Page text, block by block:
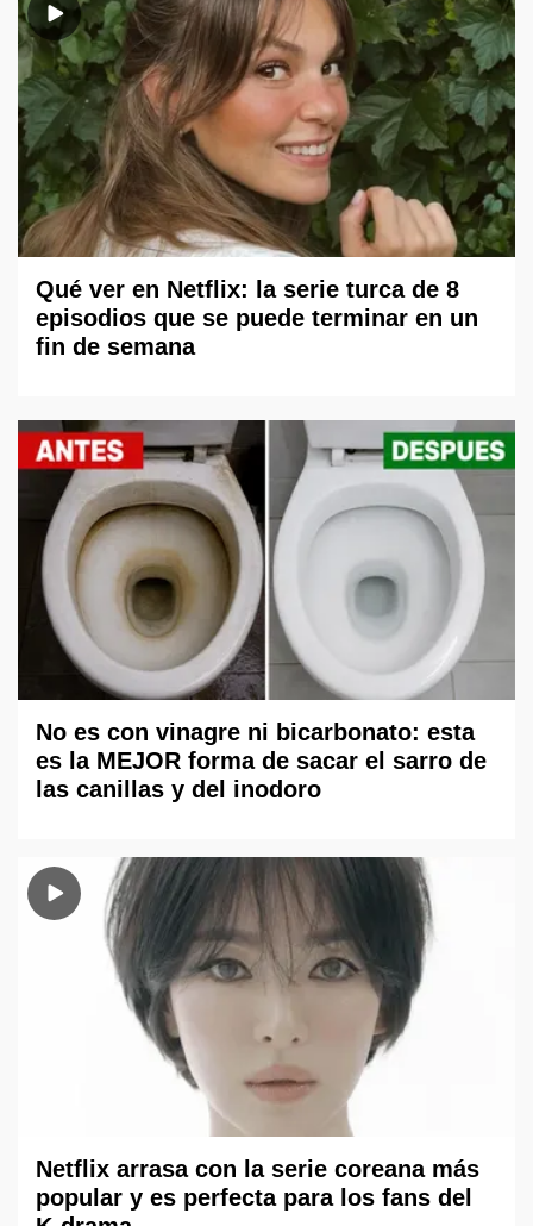
Qué ver en Netflix: la serie turca de 8
episodios que se puede terminar en un
fin de semana
No es con vinagre ni bicarbonato: esta
es la MEJOR forma de sacar el sarro de
las canillas y del inodoro
Netflix arrasa con la serie coreana más
popular y es perfecta para los fans del